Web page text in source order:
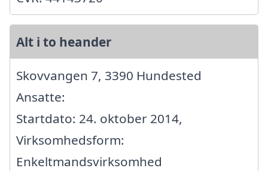
Alt i to heander
Skovvangen 7, 3390 Hundested
Ansatte:
Startdato: 24. oktober 2014,
Virksomhedsform:
Enkeltmandsvirksomhed